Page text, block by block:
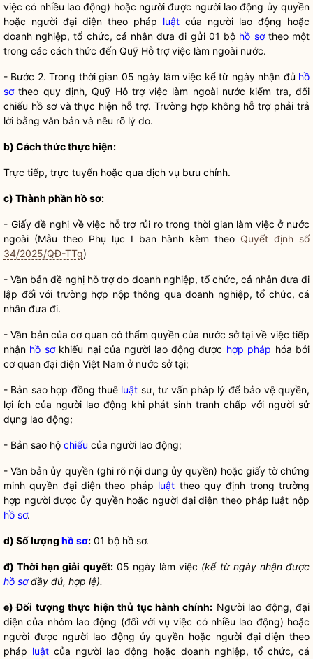
việc có nhiều lao động) hoặc người được người lao động ủy quyền
hoặc người đại diện theo pháp luật của người lao động hoặc
doanh nghiệp, tổ chức, cá nhân đưa đi gửi 01 bộ hồ sơtheo một
trong các cách thức đến Quỹ Hỗ trợ việc làm ngoài nước.
- Bước 2. Trong thời gian 05 ngày làm việc kể từ ngày nhận đủ hồ
sơtheo quy định, Quỹ Hỗ trợ việc làm ngoài nước kiểm tra, đối
chiếu hồ sơvà thực hiện hỗ trợ. Trường hợp không hỗ trợ phải trả
lời bằng văn bản và nêu rõ lý do.
b) Cách thức thực hiện:
Trực tiếp, trực tuyến hoặc qua dịch vụ bưu chính.
c) Thành phần hồ sơ:
- Giấy đề nghị về việc hỗ trợ rủi ro trong thời gian làm việc ở nước
ngoài (Mẫu theo Phụ lục I ban hành kèm theo Quyết định số
34/2025/QĐ-TTg)
- Văn bản đề nghị hỗ trợ do doanh nghiệp, tổ chức, cá nhân đưa đi
lập đối với trường hợp nộp thông qua doanh nghiệp, tổ chức, cá
nhân đưa đi.
- Văn bản của cơ quan có thẩmquyền của nước sở tại về việc tiếp
nhận hồ sơkhiếu nại của người lao động được hợp pháp hóa bởi
cơ quan đại diện Việt Nam ở nước sở tại;
- Bản sao hợp đồng thuê luật sư, tư vấn pháp lý để bảo vệquyền,
lợi ích của người lao động khi phát sinh tranh chấp với người sử
dụng lao động;
- Bản sao hộ chiếu của người lao động;
- Văn bản ủy quyền(ghi rõ nội dung ủyquyền) hoặc giấy tờ chứng
minhquyền đại diện theo pháp luật theo quy định trong trường
hợp người được ủy quyềnhoặc người đại diện theo pháp luật nộp
hồ sơ.
d) Số lượng hồ sơ: 01 bộ hồ sơ.
đ) Thời hạn giải quyết:05 ngày làm việc (kể từ ngày nhận được
hồ sơđầy đủ, hợp lệ).
e) Đối tượng thực hiệnthủ tục hành chính: Người lao động, đại
diện của nhóm lao động (đối với vụ việc có nhiều lao động) hoặc
người được người lao động ủyquyền hoặc người đại diện theo
pháp luật của người lao động hoặc doanh nghiệp, tổ chức, cá